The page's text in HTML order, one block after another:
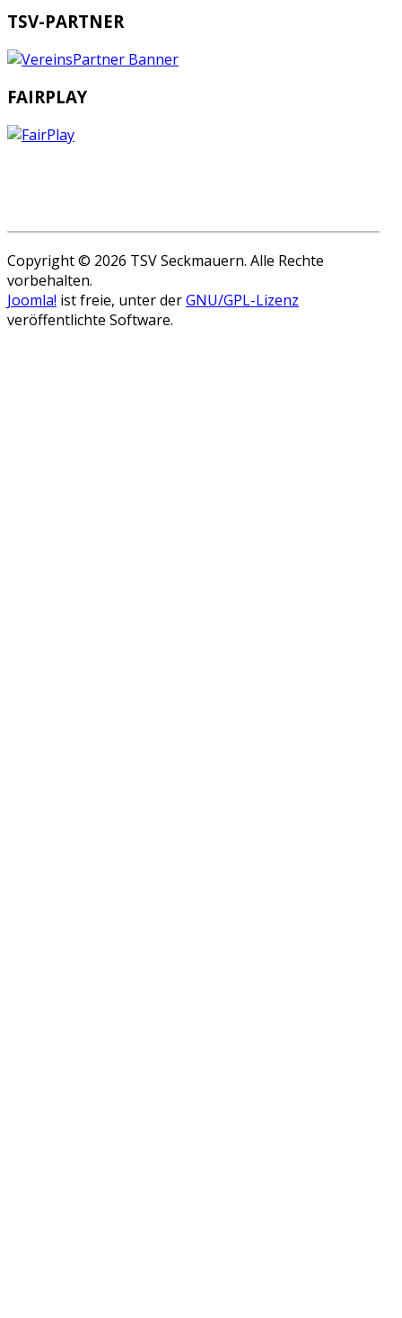
TSV-PARTNER
FAIRPLAY
Copyright © 2026 TSV Seckmauern. Alle Rechte
vorbehalten.
Joomla! ist freie, unter derGNU/GPL-Lizenz
veröffentlichte Software.